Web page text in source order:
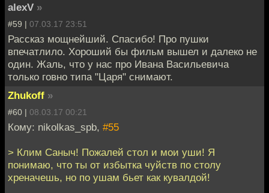
alexV »
#59 | 07.03.17 23:51
Рассказ мощнейший. Спасибо! Про пушки
впечатлило. Хороший бы фильм вышел и далеко не
один. Жаль, что у нас про Ивана Васильевича
только говно типа "Царя" снимают.
Zhukoff »
#60 | 08.03.17 00:21
Кому: nikolkas_spb, #55
> Клим Саныч! Пожалей стол и мои уши! Я
понимаю, что ты от избытка чуйств по столу
хреначешь, но по ушам бьет как кувалдой!